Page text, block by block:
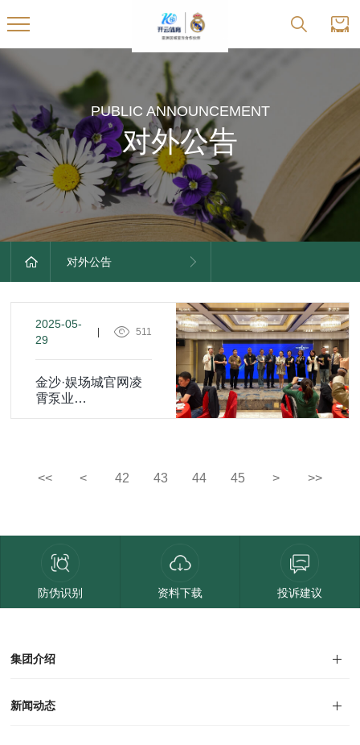
PUBLIC ANNOUNCEMENT
对外公告
对外公告
2025-05-
29
511
金沙·娱场城官网凌
霄泵业
<< < 42 43 44 45 > >>
防伪识别 资料下载 投诉建议
集团介绍
集团介绍
企业文化
人才招聘
商学院
VR全景展厅
董事长介绍
新闻动态